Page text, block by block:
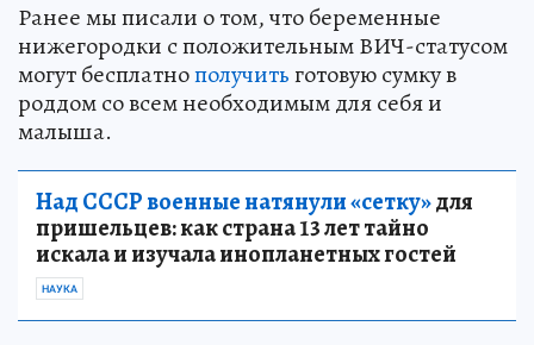
Ранее мы писали о том, что беременные
нижегородки с положительным ВИЧ-статусом
могут бесплатнополучитьготовую сумку в
роддом со всем необходимым для себя и
малыша.
Над СССР военные натянули «сетку»для
пришельцев: как страна 13 лет тайно
искала и изучала инопланетных гостей
НАУКА